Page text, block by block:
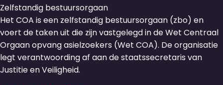
Zelfstandig bestuursorgaan
Het COA is een zelfstandig bestuursorgaan (zbo) en
voert de taken uit die zijn vastgelegd in de Wet Centraal
Orgaan opvang asielzoekers (Wet COA). De organisatie
legt verantwoording af aan de staatssecretaris van
Justitie en Veiligheid.